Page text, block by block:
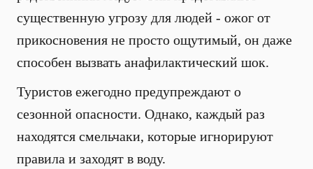
существенную угрозу для людей - ожог от
прикосновения не просто ощутимый, он даже
способен вызвать анафилактический шок.
Туристов ежегодно предупреждают о
сезонной опасности. Однако, каждый раз
находятся смельчаки, которые игнорируют
правила и заходят в воду.